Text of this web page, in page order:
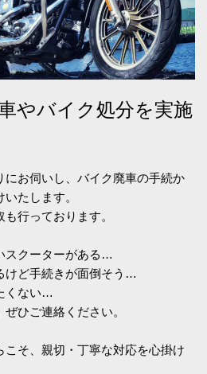
やバイク処分を実施
にお伺いし、バイク廃車の手続か
たします。
行っております。
スクーターがある…
けど手続きが面倒そう…
くない…
ひご連絡ください。
そ、親切・丁寧な対応を心掛け